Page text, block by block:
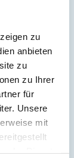
zu
anbieten
zu
zu Ihrer
für
Unsere
mit